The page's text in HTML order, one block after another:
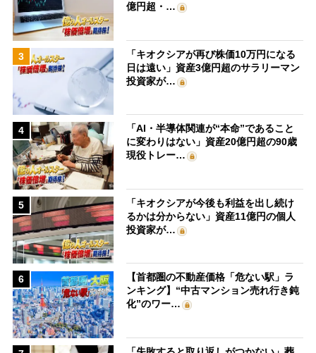
億円超・…
3
「キオクシアが再び株価10万円になる
日は遠い」資産3億円超のサラリーマン
投資家が…
4
「AI・半導体関連が“本命”であること
に変わりはない」資産20億円超の90歳
現役トレー…
5
「キオクシアが今後も利益を出し続け
るかは分からない」資産11億円の個人
投資家が…
6
【首都圏の不動産価格「危ない駅」ラ
ンキング】“中古マンション売れ行き鈍
化”のワー…